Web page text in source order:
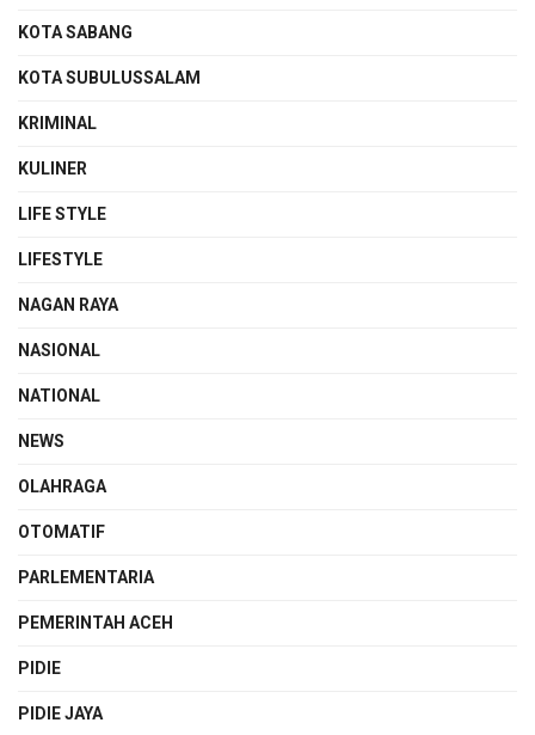
KOTA SABANG
KOTA SUBULUSSALAM
KRIMINAL
KULINER
LIFE STYLE
LIFESTYLE
NAGAN RAYA
NASIONAL
NATIONAL
NEWS
OLAHRAGA
OTOMATIF
PARLEMENTARIA
PEMERINTAH ACEH
PIDIE
PIDIE JAYA